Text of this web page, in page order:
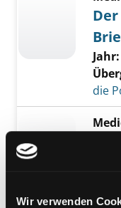
Wir verwenden
Jahr:
die